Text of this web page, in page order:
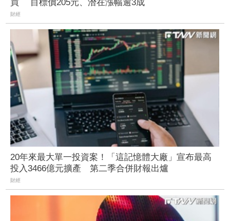
買 目標價205元、潛在漲幅逾3成
財經
20年來最大單一投資案！「這記憶體大廠」宣布最高
投入3466億元擴產 第二季合併財報出爐
財經